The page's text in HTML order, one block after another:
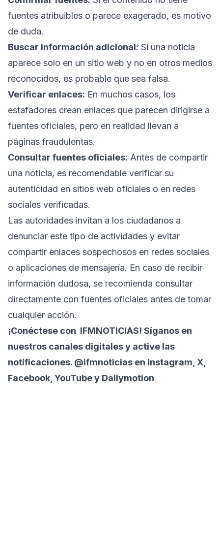
fuentes atribuibles o parece exagerado, es motivo
de duda.
Buscar información adicional: Si una noticia
aparece solo en un sitio web y no en otros medios
reconocidos, es probable que sea falsa.
Verificar enlaces: En muchos casos, los
estafadores crean enlaces que parecen dirigirse a
fuentes oficiales, pero en realidad llevan a
páginas fraudulentas.
Consultar fuentes oficiales: Antes de compartir
una noticia, es recomendable verificar su
autenticidad en sitios web oficiales o en redes
sociales verificadas.
Las autoridades invitan a los ciudadanos a
denunciar este tipo de actividades y evitar
compartir enlaces sospechosos en redes sociales
o aplicaciones de mensajería. En caso de recibir
información dudosa, se recomienda consultar
directamente con fuentes oficiales antes de tomar
cualquier acción.
¡Conéctese con IFMNOTICIAS! Síganos en
nuestros canales digitales y active las
notificaciones. @ifmnoticias en Instagram, X,
Facebook, YouTube y Dailymotion